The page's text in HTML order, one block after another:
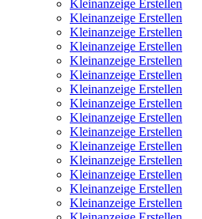
Kleinanzeige Erstellen
Kleinanzeige Erstellen
Kleinanzeige Erstellen
Kleinanzeige Erstellen
Kleinanzeige Erstellen
Kleinanzeige Erstellen
Kleinanzeige Erstellen
Kleinanzeige Erstellen
Kleinanzeige Erstellen
Kleinanzeige Erstellen
Kleinanzeige Erstellen
Kleinanzeige Erstellen
Kleinanzeige Erstellen
Kleinanzeige Erstellen
Kleinanzeige Erstellen